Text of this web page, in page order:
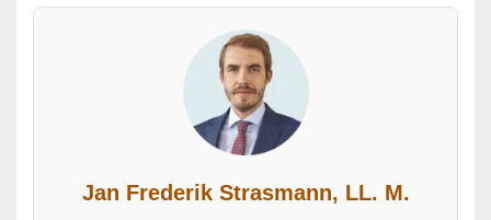
Jan Frederik Strasmann, LL. M.